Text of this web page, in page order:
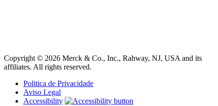
Copyright © 2026 Merck & Co., Inc., Rahway, NJ, USA and its
affiliates. All rights reserved.
Politica de Privacidade
Aviso Legal
Accessibility